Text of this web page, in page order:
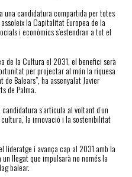
una candidatura compartida per totes
la Capitalitat Europea de la
i econòmics s’estendran a tot el
de la Cultura el 2031, el benefici serà
per projectar al món la riquesa
Balears”, ha assenyalat Javier
de Palma.
s’articula al voltant d’un
la innovació i la sostenibilitat
lideratge i avança cap al 2031 amb la
llegat que impulsarà no només la
balear.